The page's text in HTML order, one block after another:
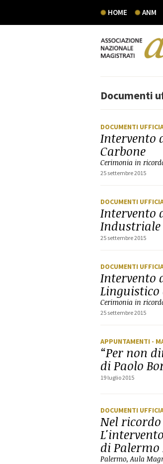
HOME ANM
Documenti
DOCUMENTI
Intervento
Carbone
Cerimonia in
25 settembre 2015
DOCUMENTI
Intervento
Industriale
25 settembre 2015
DOCUMENTI
Intervento
Linguistico
Cerimonia in
25 settembre 2015
APPUNTAMENTI -
“Per non
di Paolo
19 luglio 2015
DOCUMENTI
Nel
di Palermo
Palermo, Aula